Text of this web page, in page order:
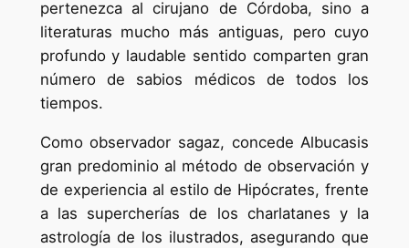
pertenezca al cirujano de Córdoba, sino a
literaturas mucho más antiguas, pero cuyo
profundo y laudable sentido comparten gran
número de sabios médicos de todos los
tiempos.
Como observador sagaz, concede Albucasis
gran predominio al método de observación y
de experiencia al estilo de Hipócrates, frente
a las supercherías de los charlatanes y la
astrología de los ilustrados, asegurando que